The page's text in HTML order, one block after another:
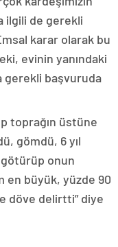
ilgili de gerekli
karar olarak bu
evinin yanındaki
gerekli başvuruda
toprağın üstüne
gömdü, 6 yıl
onun
en büyük, yüzde 90
döve delirtti” diye